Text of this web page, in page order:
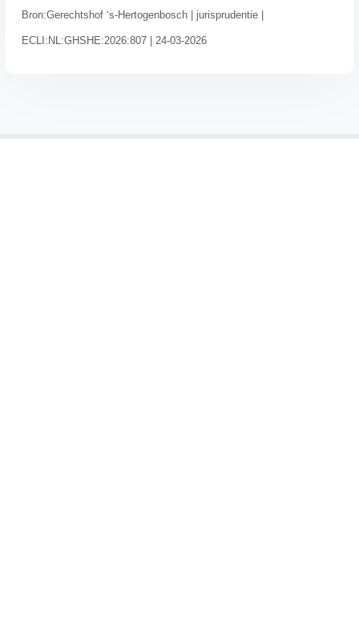
Bron:Gerechtshof ‘s-Hertogenbosch | jurisprudentie |
ECLI:NL:GHSHE:2026:807 | 24-03-2026